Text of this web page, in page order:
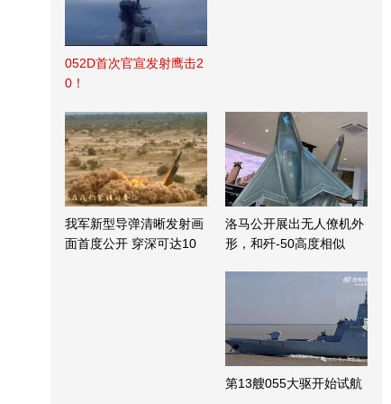
052D首次官宣发射鹰击2
0！
我军新型导弹清晰发射画
面首度公开 穿深可达10
洛马公开展出无人僚机外
形，和歼-50高度相似
第13艘055大驱开始试航